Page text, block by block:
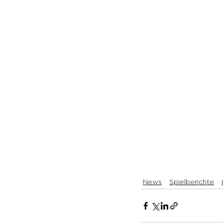
News Spielberichte